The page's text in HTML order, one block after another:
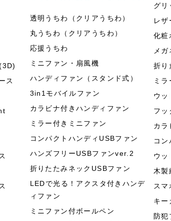
ス
透明うちわ（クリアうちわ）
丸うちわ（クリアうちわ）
応援うちわ
ミニファン・扇風機
ハンディファン（スタンド式）
3in1モバイルファン
カラビナ付きハンディファン
ミラー付きミニファン
コンパクトハンディUSBファン
ハンズフリーUSBファンver.2
折りたたみネックUSBファン
LEDで光る！アクスタ付きハンデ
ィファン
ミニファン付ボールペン
グリ
レザ
化粧
メ
折り
ミ
ウッ
フッ
カラ
コン
ウッ
木製
スマ
キー
防犯